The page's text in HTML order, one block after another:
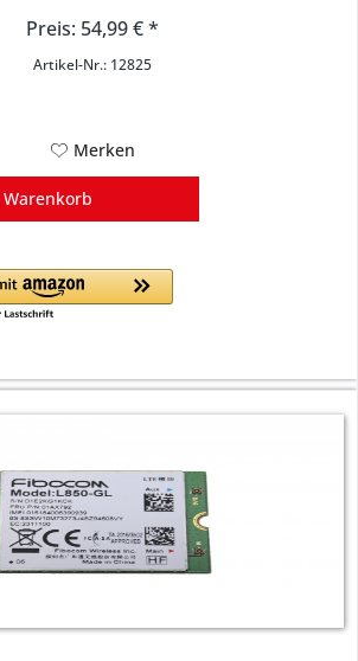
Preis: 54,99 € *
Artikel-Nr.: 12825
Merken
Warenkorb